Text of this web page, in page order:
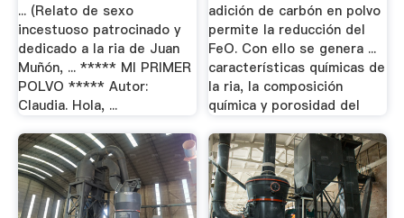
... (Relato de sexo
incestuoso patrocinado y
dedicado a la ria de Juan
Muñón, ... ***** MI PRIMER
POLVO ***** Autor:
Claudia. Hola, ...
adición de carbón en polvo
permite la reducción del
FeO. Con ello se genera ...
características químicas de
la ria, la composición
química y porosidad del